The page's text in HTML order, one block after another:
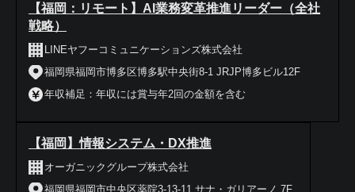
【福岡：リモート】AI業務変革推進リーダー（全社
戦略）
LINEヤフーコミュニケーションズ株式会社
福岡県福岡市博多区博多駅中央街8-1 JRJP博多ビル12F
年収補足：年収には賞与年2回の金額を含む
【福岡】情報システム・DX推進
オーガニックグループ株式会社
福岡県福岡市中央区薬院3-13-11 サナ・ガリアーノ 7F